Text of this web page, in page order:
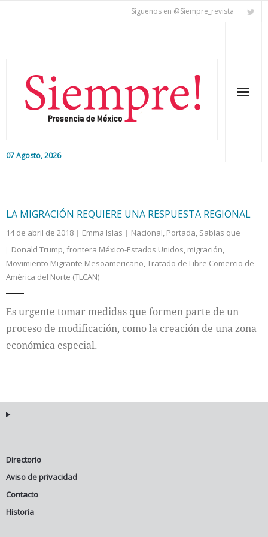
Síguenos en @Siempre_revista
07 Agosto, 2026
Nacional
Colaboradores
Cultura
LA MIGRACIÓN REQUIERE UNA RESPUESTA REGIONAL
14 de abril de 2018 Emma Islas Nacional, Portada, Sabías que
Donald Trump,frontera México-Estados Unidos, migración,
Movimiento Migrante Mesoamericano,Tratado de Libre Comercio de
América del Norte (TLCAN)
Es urgente tomar medidas que formen parte de un
proceso de modificación, como la creación de una zona
económica especial.
Directorio
Aviso de privacidad
Contacto
Historia